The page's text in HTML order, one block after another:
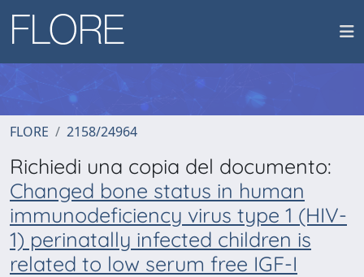
FLORE 2158/24964
Richiedi una copia del documento:
Changed bone status in human
immunodeficiency virus type 1 (HIV-
1) perinatally infected children is
related to low serum free IGF-I